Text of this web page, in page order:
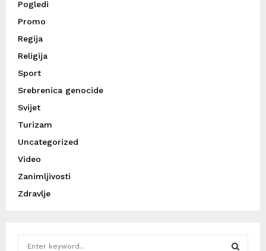
Pogledi
Promo
Regija
Religija
Sport
Srebrenica genocide
Svijet
Turizam
Uncategorized
Video
Zanimljivosti
Zdravlje